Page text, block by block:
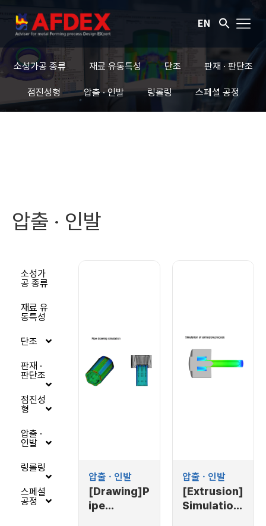
EN
소성가공 종류 재료 유동특성 단조 판재 · 판단조
점진성형 압출 · 인발 링롤링 스페셜 공정
압출 · 인발
소성가
공 종류
재료 유
동특성
단조
판재 ·
판단조
점진성
형
압출 ·
인발
링롤링
스페셜
공정
압출 · 인발
[Drawing]P
ipe
압출 · 인발
[Extrusion]
Simulation